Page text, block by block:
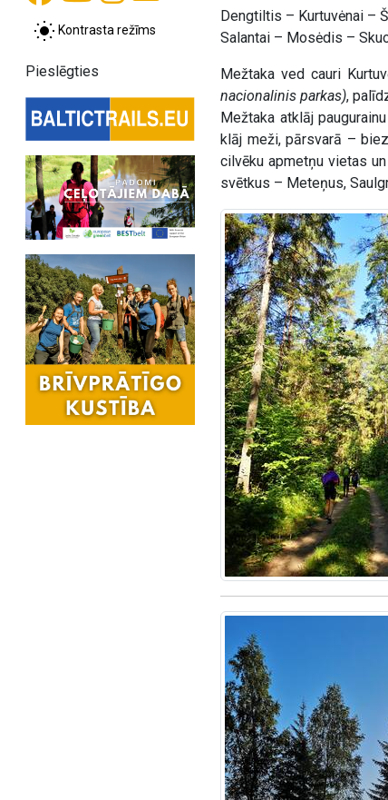
Kontrasta režīms
Pieslēgties
Dengtiltis – Kurtuvėnai –
Salantai – Mosėdis –
Mežtaka ved cauri
nacionalinis parkas),
Mežtaka atklāj
klāj meži, pārsvarā –
cilvēku apmetņu vietas
svētkus – Meteņus,